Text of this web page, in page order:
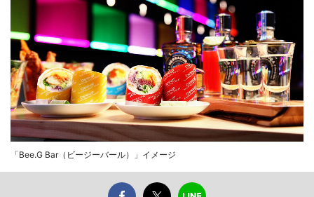
「Bee.G Bar（ビージーバール）」イメージ